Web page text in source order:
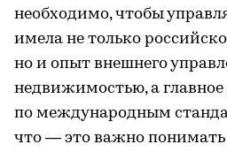
необходимо, чтобы
имела не только
но и опыт внешнего
недвижимостью, а
по международным
что — это важно